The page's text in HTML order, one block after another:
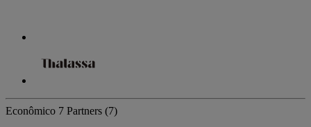
Econômico 7 Partners (7)